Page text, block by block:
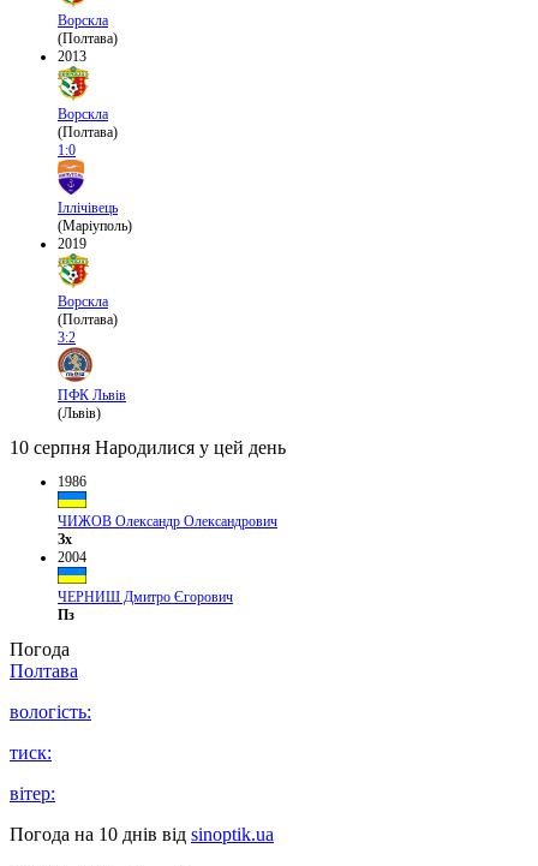
Ворскла
(Полтава)
2013
Ворскла
(Полтава)
1:0
Іллічівець
(Маріуполь)
2019
Ворскла
(Полтава)
3:2
ПФК Львів
(Львів)
10 серпня Народилися у цей день
1986
ЧИЖОВ Олександр Олександрович
Зх
2004
ЧЕРНИШ Дмитро Єгорович
Пз
Погода
Полтава
вологість:
тиск:
вітер:
Погода на 10 днів від sinoptik.ua